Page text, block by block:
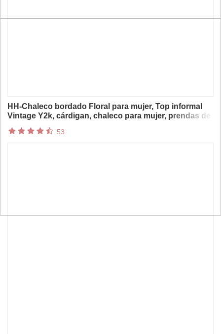
HH-Chaleco bordado Floral para mujer, Top informal
Vintage Y2k, cárdigan, chaleco para mujer, prendas de
53